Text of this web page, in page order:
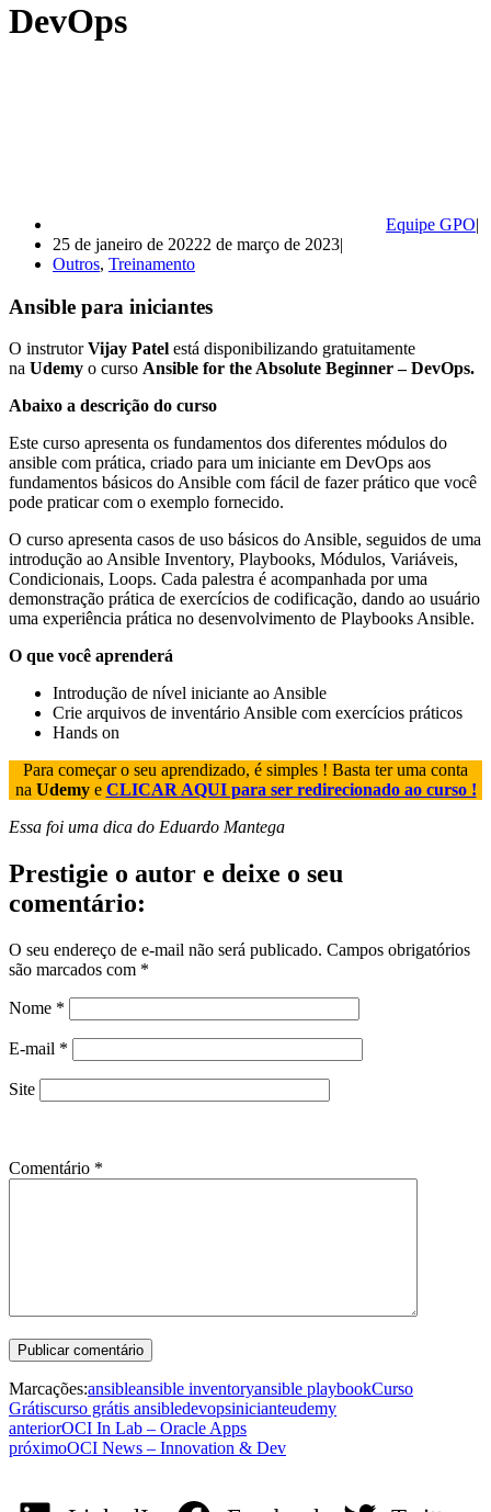
DevOps
Equipe GPO
25 de janeiro de 20222 de março de 2023
Outros, Treinamento
Ansible para iniciantes
O instrutorVijay Patel está disponibilizando gratuitamente
na Udemy o curso Ansible for the Absolute Beginner – DevOps.
Abaixo a descrição do curso
Este curso apresenta os fundamentos dos diferentes módulos do
ansible com prática, criado para um iniciante em DevOps aos
fundamentos básicos do Ansible com fácil de fazer prático que você
pode praticar com o exemplo fornecido.
O curso apresenta casos de uso básicos do Ansible, seguidos de uma
introdução ao Ansible Inventory, Playbooks, Módulos, Variáveis,
Condicionais, Loops. Cada palestra é acompanhada por uma
demonstração prática de exercícios de codificação, dando ao usuário
uma experiência prática no desenvolvimento de Playbooks Ansible.
O que você aprenderá
Introdução de nível iniciante ao Ansible
Crie arquivos de inventário Ansible com exercícios práticos
Hands on
Para começar o seu aprendizado, é simples ! Basta ter uma conta
na Udemye CLICAR AQUI para ser redirecionado ao curso !
Essa foi uma dica do Eduardo Mantega
Prestigie o autor e deixe o seu
comentário:
O seu endereço de e-mail não será publicado. Campos obrigatórios
são marcados com *
Nome *
E-mail *
Site
Comentário *
Marcações:ansibleansible inventoryansible playbookCurso
Grátiscurso grátis ansibledevopsinicianteudemy
anteriorOCI In Lab – Oracle Apps
próximoOCI News – Innovation & Dev